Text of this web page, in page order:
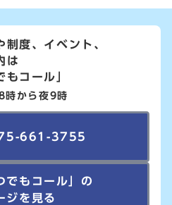
制度、イベント、
は
もコール」
から夜9時
661-3755
でもコール」の
ジを見る